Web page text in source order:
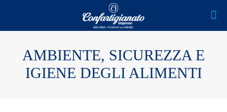
AMBIENTE, SICUREZZA E
IGIENE DEGLI ALIMENTI